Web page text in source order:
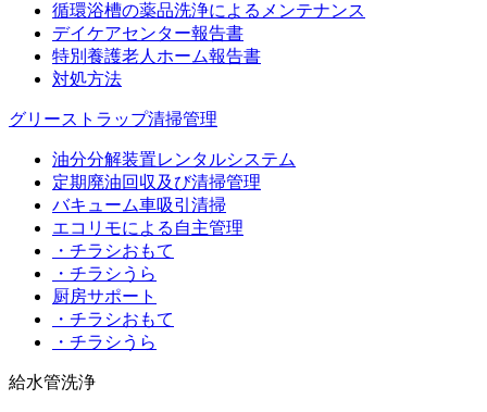
循環浴槽の薬品洗浄によるメンテナンス
デイケアセンター報告書
特別養護老人ホーム報告書
対処方法
グリーストラップ清掃管理
油分分解装置レンタルシステム
定期廃油回収及び清掃管理
バキューム車吸引清掃
エコリモによる自主管理
・チラシおもて
・チラシうら
厨房サポート
・チラシおもて
・チラシうら
給水管洗浄